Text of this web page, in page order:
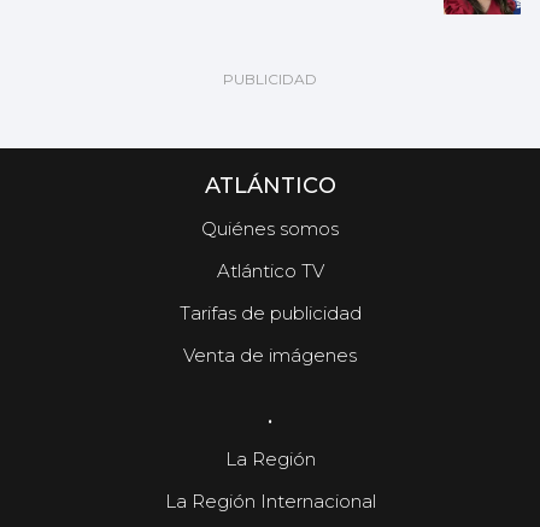
ATLÁNTICO
Quiénes somos
Atlántico TV
Tarifas de publicidad
Venta de imágenes
.
La Región
La Región Internacional